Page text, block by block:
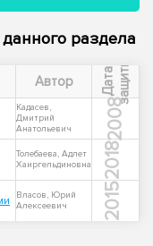
раздела
Автор Д
а
т
а
з
а
щ
и
т ы
Кадасев,
Дмитрий
Анатольевич
2008
Толебаева, Адлет
Хаиргельдиновна
2018
Власов, Юрий
Алексеевич
2015